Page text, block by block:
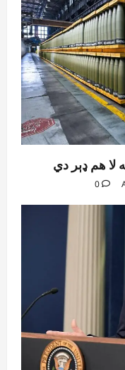
لا هم ډېر دي
0